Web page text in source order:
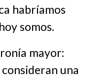
habríamos
somos.
mayor:
una